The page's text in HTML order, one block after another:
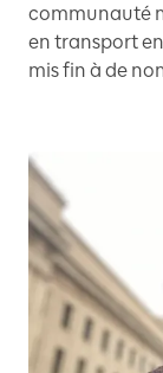
communauté
en transport
mis fin à de